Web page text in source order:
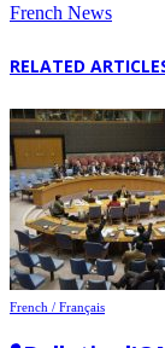
French News
RELATED
French / Français